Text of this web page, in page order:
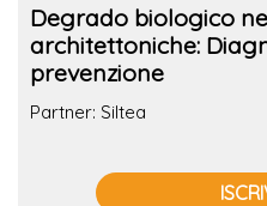
Degrado biologico
architettoniche:
prevenzione
Partner: Siltea